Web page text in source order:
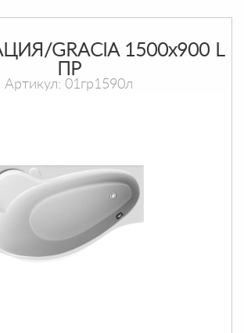
GRACIA 1500х900 L
ПР
Артикул: 01гр1590л